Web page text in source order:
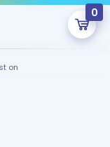
0
eğitim seni
on